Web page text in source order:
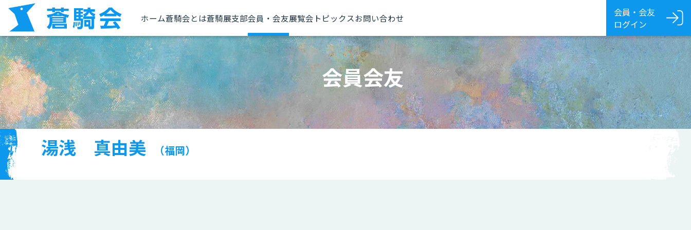
ホーム蒼騎会とは蒼騎展支部会員・会友展覧会トピックスお問い合わせ
会員・会友
ログイン
会員会友
湯浅 真由美 （福岡）